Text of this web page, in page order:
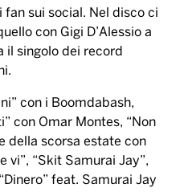
fan sui social. Nel disco ci
con Gigi D’Alessio a
il singolo dei record
con i Boomdabash,
con Omar Montes, “Non
della scorsa estate con
vi”, “Skit Samurai Jay”,
feat. Samurai Jay